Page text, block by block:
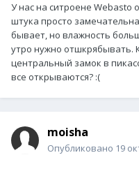
У нас на ситроене Webasto
штука просто
бывает, но влажность
утро нужно отшкрябывать.
центральный замок в
все открываются? :(
moisha
Опубликовано 19